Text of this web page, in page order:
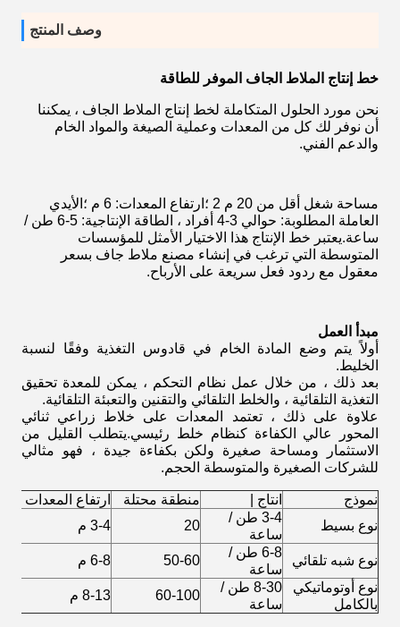
وصف المنتج
خط إنتاج الملاط الجاف الموفر للطاقة
نحن مورد الحلول المتكاملة لخط إنتاج الملاط الجاف ، يمكننا
أن نوفر لك كل من المعدات وعملية الصيغة والمواد الخام
والدعم الفني.
مساحة شغل أقل من 20 م 2 ؛ارتفاع المعدات: 6 م ؛الأيدي
العاملة المطلوبة: حوالي 3-4 أفراد ، الطاقة الإنتاجية: 5-6 طن /
ساعة.يعتبر خط الإنتاج هذا الاختيار الأمثل للمؤسسات
المتوسطة التي ترغب في إنشاء مصنع ملاط ​​جاف بسعر
معقول مع ردود فعل سريعة على الأرباح.
مبدأ العمل
أولاً يتم وضع المادة الخام في قادوس التغذية وفقًا لنسبة
الخليط.
بعد ذلك ، من خلال عمل نظام التحكم ، يمكن للمعدة تحقيق
التغذية التلقائية ، والخلط التلقائي والتقنين والتعبئة التلقائية.
علاوة على ذلك ، تعتمد المعدات على خلاط زراعي ثنائي
المحور عالي الكفاءة كنظام خلط رئيسي.يتطلب القليل من
الاستثمار ومساحة صغيرة ولكن بكفاءة جيدة ، فهو مثالي
للشركات الصغيرة والمتوسطة الحجم.
نموذج انتاج | منطقة محتلة ارتفاع المعدات
نوع بسيط
3-4 طن /
ساعة
20 3-4 م
نوع شبه تلقائي
6-8 طن /
ساعة
50-60 6-8 م
نوع أوتوماتيكي
بالكامل
8-30 طن /
ساعة
60-100 8-13 م